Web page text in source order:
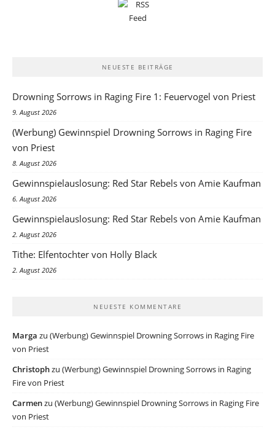
NEUESTE BEITRÄGE
Drowning Sorrows in Raging Fire 1: Feuervogel von Priest
9. August 2026
(Werbung) Gewinnspiel Drowning Sorrows in Raging Fire
von Priest
8. August 2026
Gewinnspielauslosung: Red Star Rebels von Amie Kaufman
6. August 2026
Gewinnspielauslosung: Red Star Rebels von Amie Kaufman
2. August 2026
Tithe: Elfentochter von Holly Black
2. August 2026
NEUESTE KOMMENTARE
Marga zu (Werbung) Gewinnspiel Drowning Sorrows in Raging Fire
von Priest
Christophzu (Werbung) Gewinnspiel Drowning Sorrows in Raging
Fire von Priest
Carmenzu (Werbung) Gewinnspiel Drowning Sorrows in Raging Fire
von Priest